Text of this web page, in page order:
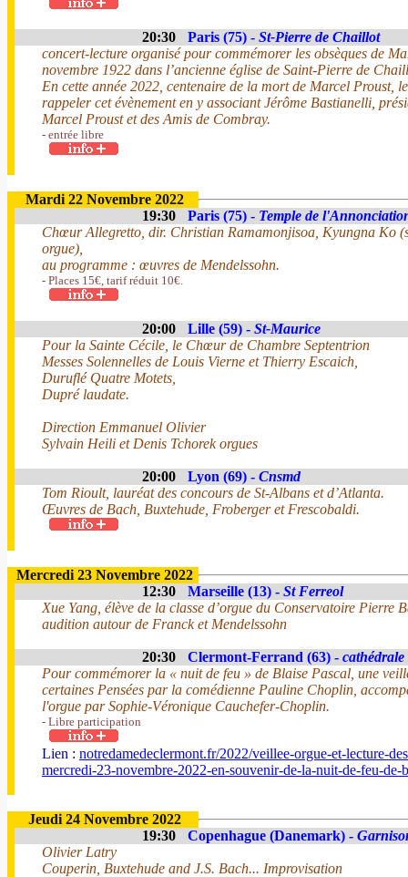
20:30 Paris (75) - St-Pierre de Chaillot
concert-lecture organisé pour commémorer les obsèques de
novembre 1922 dans l’ancienne église de Saint-Pierre de
En cette année 2022, centenaire de la mort de Marcel Proust,
rappeler cet évènement en y associant Jérôme Bastianelli,
Marcel Proust et des Amis de Combray.
- entrée libre
Mardi 22 Novembre 2022
19:30
Paris (75) - Temple de
Chœur Allegretto, dir. Christian Ramamonjisoa, Kyungna Ko
orgue),
au programme : œuvres de Mendelssohn.
- Places 15€, tarif réduit 10€.
20:00 Lille (59) - St-Maurice
Pour la Sainte Cécile, le Chœur de Chambre Septentrion
Messes Solennelles de Louis Vierne et Thierry Escaich,
Duruflé Quatre Motets,
Dupré laudate.
Direction Emmanuel Olivier
Sylvain Heili et Denis Tchorek orgues
20:00 Lyon (69) - Cnsmd
Tom Rioult, lauréat des concours de St-Albans et d’Atlanta.
Œuvres de Bach, Buxtehude, Froberger et Frescobaldi.
Mercredi 23 Novembre 2022
12:30
Marseille (13) - St Ferreol
Xue Yang, élève de la classe d’orgue du Conservatoire Pierre
audition autour de Franck et Mendelssohn
20:30 Clermont-Ferrand (63) -
Pour commémorer la « nuit de feu » de Blaise Pascal, une
certaines Pensées par la comédienne Pauline Choplin,
l'orgue par Sophie-Véronique Cauchefer-Choplin.
- Libre participation
Lien : notredamedeclermont.fr/2022/veillee-orgue-et-lecture-
mercredi-23-novembre-2022-en-souvenir-de-la-nuit-de-feu-de-
Jeudi 24 Novembre 2022
19:30
Copenhague (Danemark) -
Olivier Latry
Couperin, Buxtehude and J.S. Bach... Improvisation